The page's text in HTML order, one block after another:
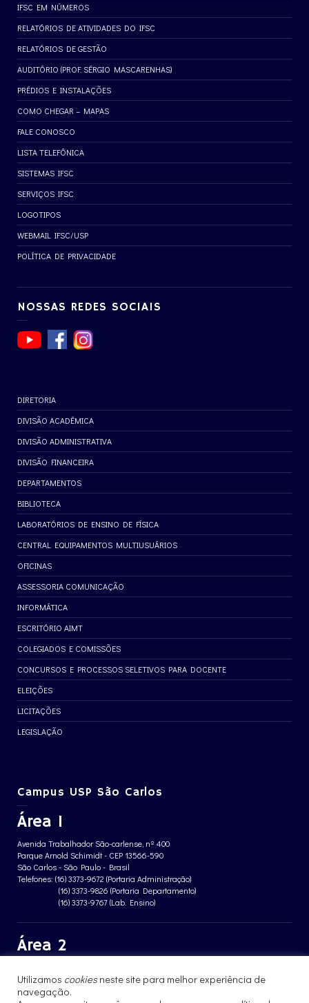
IFSC EM NÚMEROS
RELATÓRIOS DE ATIVIDADES DO IFSC
RELATÓRIOS DE GESTÃO
AUDITÓRIO (PROF. SÉRGIO MASCARENHAS)
PRÉDIOS E INSTALAÇÕES
COMO CHEGAR – MAPAS
FALE CONOSCO
LISTA TELEFÔNICA
SISTEMAS IFSC
SERVIÇOS IFSC
LOGOTIPOS
WEBMAIL IFSC/USP
POLÍTICA DE PRIVACIDADE
NOSSAS REDES SOCIAIS
DIRETORIA
DIVISÃO ACADÊMICA
DIVISÃO ADMINISTRATIVA
DIVISÃO FINANCEIRA
DEPARTAMENTOS
BIBLIOTECA
LABORATÓRIOS DE ENSINO DE FÍSICA
CENTRAL EQUIPAMENTOS MULTIUSUÁRIOS
OFICINAS
ASSESSORIA COMUNICAÇÃO
INFORMÁTICA
ESCRITÓRIO AIMT
COLEGIADOS E COMISSÕES
CONCURSOS E PROCESSOS SELETIVOS PARA DOCENTE
ELEIÇÕES
LICITAÇÕES
LEGISLAÇÃO
Campus USP São Carlos
Área 1
Avenida Trabalhador São-carlense, nº 400
Parque Arnold Schimidt - CEP 13566-590
São Carlos - São Paulo - Brasil
Telefones: (16) 3373-9672 (Portaria Administração)
(16) 3373-9826 (Portaria Departamento)
(16) 3373-9767 (Lab. Ensino)
Área 2
Jardim Santa Angelina - CEP 13563-120
São Carlos - São Paulo - Brasil
Utilizamos cookiesneste site para melhor experiência de
navegação.